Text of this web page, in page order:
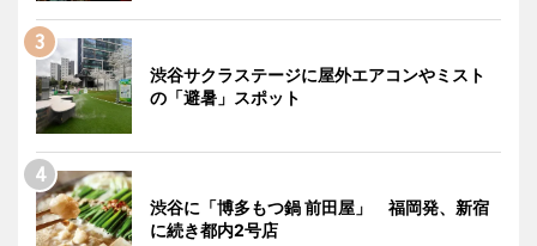
渋谷サクラステージに屋外エアコンやミスト
の「避暑」スポット
渋谷に「博多もつ鍋 前田屋」 福岡発、新宿
に続き都内2号店